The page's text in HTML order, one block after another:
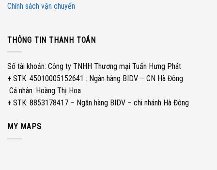
Chính sách vận chuyển
THÔNG TIN THANH TOÁN
Số tài khoản: Công ty TNHH Thương mại Tuấn Hưng Phát
+ STK: 45010005152641 : Ngân hàng BIDV – CN Hà Đông
­ Cá nhân: Hoàng Thị Hoa
+ STK: 8853178417 – Ngân hàng BIDV – chi nhánh Hà Đông
MY MAPS